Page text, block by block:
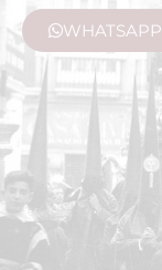
WHATSAPP